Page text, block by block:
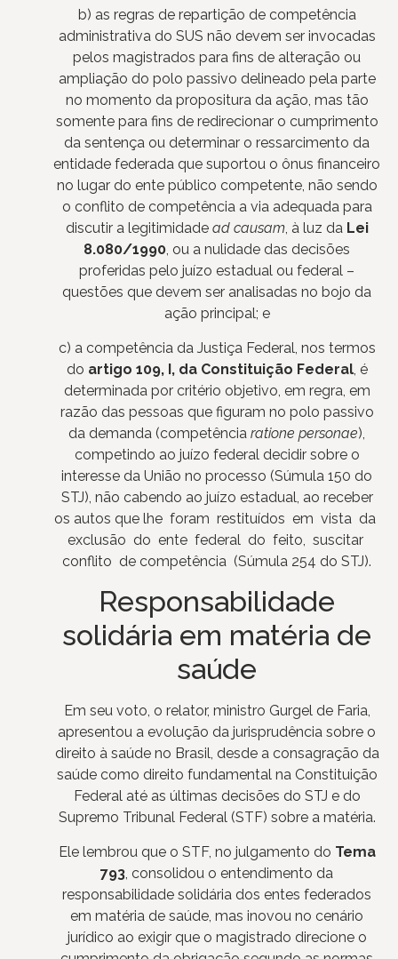
b) as regras de repartição de competência
administrativa do SUS não devem ser invocadas
pelos magistrados para fins de alteração ou
ampliação do polo passivo delineado pela parte
no momento da propositura da ação, mas tão
somente para fins de redirecionar o cumprimento
da sentença ou determinar o ressarcimento da
entidade federada que suportou o ônus financeiro
no lugar do ente público competente, não sendo
o conflito de competência a via adequada para
discutir a legitimidade ad causam, à luz da Lei
8.080/1990, ou a nulidade das decisões
proferidas pelo juízo estadual ou federal –
questões que devem ser analisadas no bojo da
ação principal; e
c) a competência da Justiça Federal, nos termos
do artigo 109, I, da Constituição Federal, é
determinada por critério objetivo, em regra, em
razão das pessoas que figuram no polo passivo
da demanda (competência ratione personae),
competindo ao juízo federal decidir sobre o
interesse da União no processo (Súmula 150 do
STJ), não cabendo ao juízo estadual, ao receber
os autos que lhe foram restituídos em vista da
exclusão do ente federal do feito, suscitar
conflito de competência (Súmula 254 do STJ).
Responsabilidade
solidária em matéria de
saúde
Em seu voto, o relator, ministro Gurgel de Faria,
apresentou a evolução da jurisprudência sobre o
direito à saúde no Brasil, desde a consagração da
saúde como direito fundamental na Constituição
Federal até as últimas decisões do STJ e do
Supremo Tribunal Federal (STF) sobre a matéria.
Ele lembrou que o STF, no julgamento do Tema
793 , consolidou o entendimento da
responsabilidade solidária dos entes federados
em matéria de saúde, mas inovou no cenário
jurídico ao exigir que o magistrado direcione o